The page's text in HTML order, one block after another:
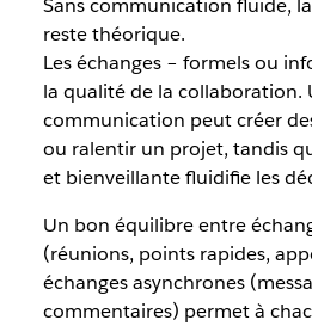
Sans communication fluide,
reste théorique.
Les échanges – formels ou
la qualité de la collaboration.
communication peut créer
ou ralentir un projet, tandis
et bienveillante fluidifie les
Un bon équilibre entre
(réunions, points rapides,
échanges asynchrones
commentaires) permet à